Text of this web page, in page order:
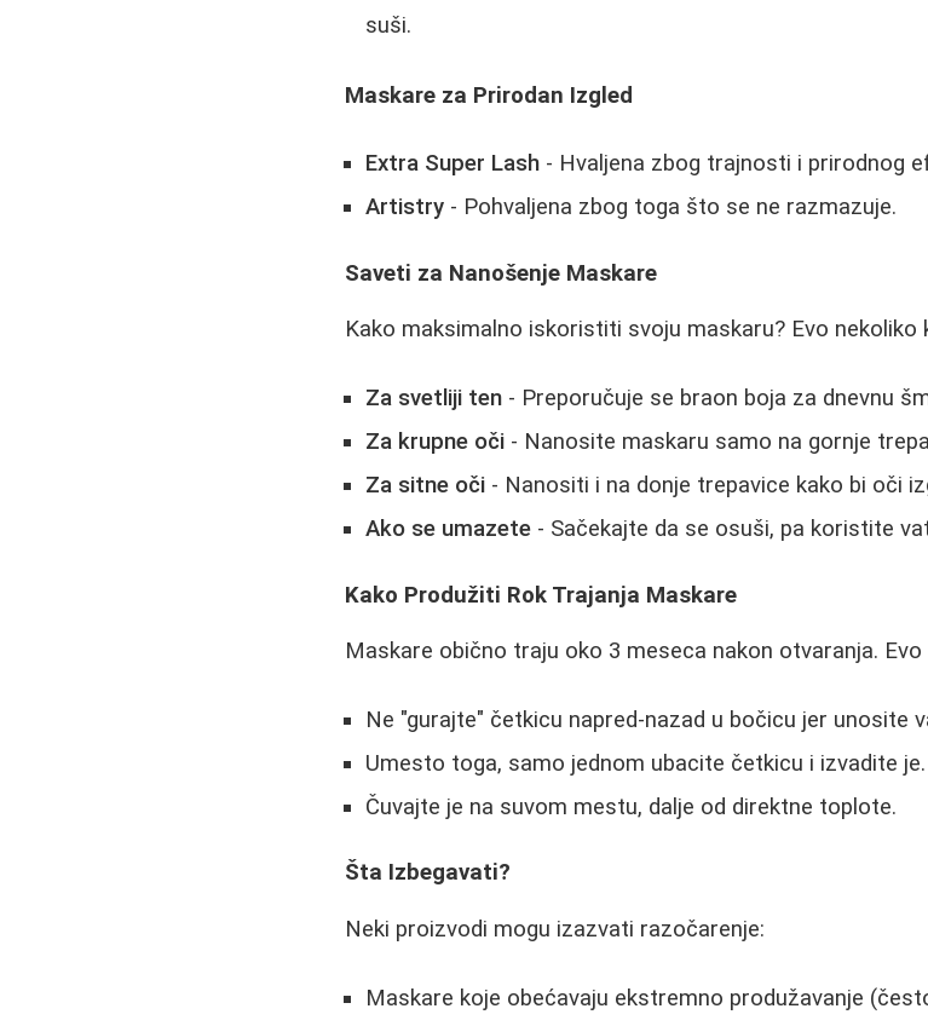
suši.
Maskare za Prirodan Izgled
Extra Super Lash - Hvaljena zbog trajnosti i prirodnog
Artistry - Pohvaljena zbog toga što se ne razmazuje.
Saveti za Nanošenje Maskare
Kako maksimalno iskoristiti svoju maskaru? Evo nekoliko
Za svetliji ten - Preporučuje se braon boja za dnevnu
Za krupne oči - Nanosite maskaru samo na gornje
Za sitne oči - Nanositi i na donje trepavice kako bi oči
Ako se umazete - Sačekajte da se osuši, pa koristite
Kako Produžiti Rok Trajanja Maskare
Maskare obično traju oko 3 meseca nakon otvaranja.
Ne "gurajte" četkicu napred-nazad u bočicu jer unosite
Umesto toga, samo jednom ubacite četkicu i izvadite je.
Čuvajte je na suvom mestu, dalje od direktne toplote.
Šta Izbegavati?
Neki proizvodi mogu izazvati razočarenje:
Maskare koje obećavaju ekstremno produžavanje